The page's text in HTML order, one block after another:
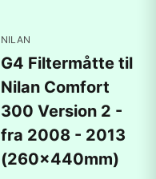
NILAN
G4 Filtermåtte til
Nilan Comfort
300 Version 2 -
fra 2008 - 2013
(260x440mm)